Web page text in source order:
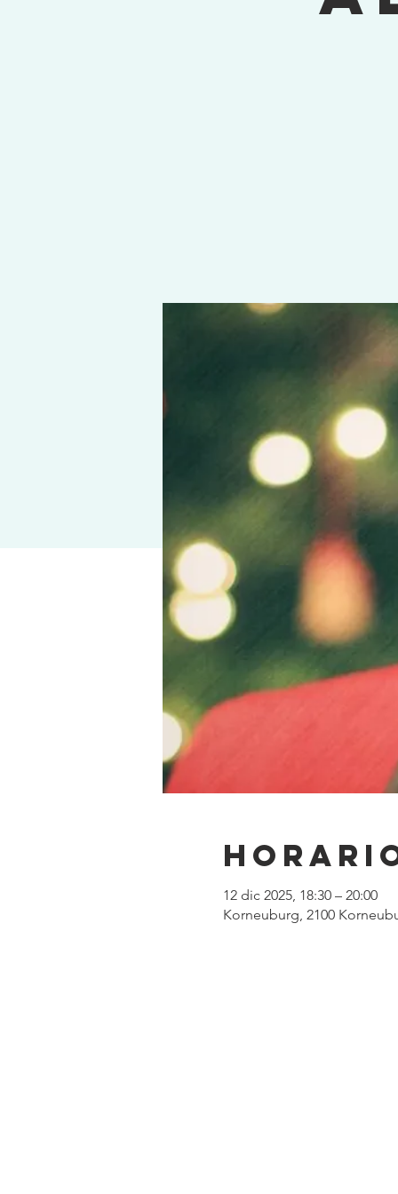
12 dic 2025, 18:30 – 20:00
Korneuburg, 2100